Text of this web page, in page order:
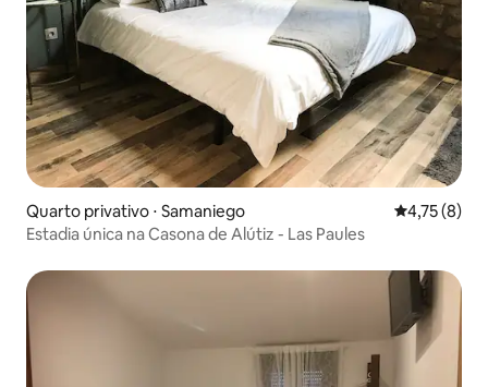
Quarto privativo ⋅ Samaniego 4,75 de
4,75 (8)
Estadia única na Casona de Alútiz - Las Paules